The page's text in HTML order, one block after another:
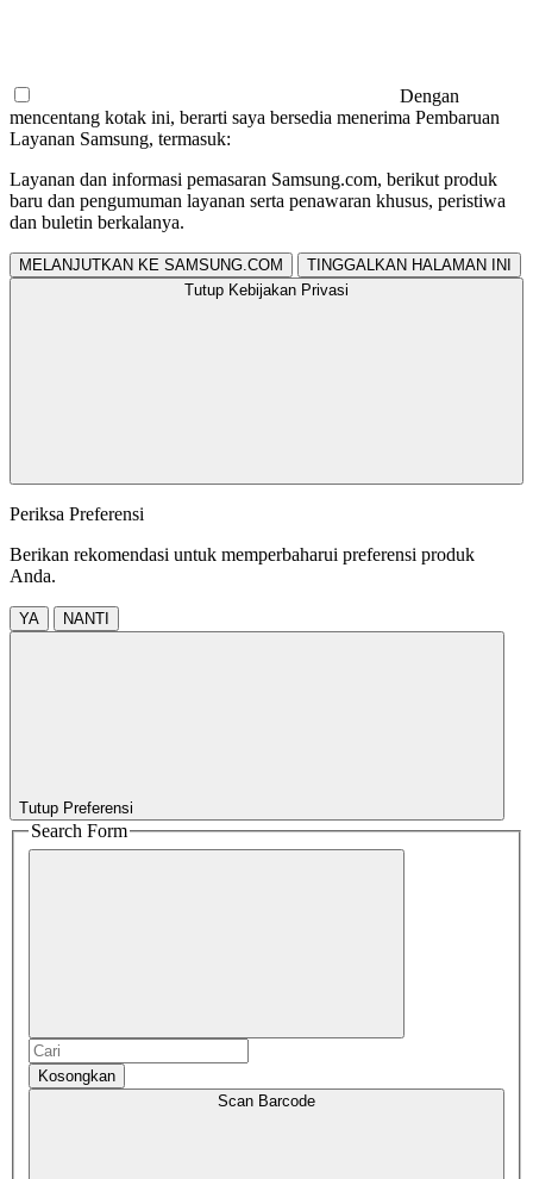
Dengan
mencentang kotak ini, berarti saya bersedia menerima Pembaruan
Layanan Samsung, termasuk:
Layanan dan informasi pemasaran Samsung.com, berikut produk
baru dan pengumuman layanan serta penawaran khusus, peristiwa
dan buletin berkalanya.
MELANJUTKAN KE SAMSUNG.COM
TINGGALKAN HALAMAN INI
Tutup Kebijakan Privasi
Periksa Preferensi
Berikan rekomendasi untuk memperbaharui preferensi produk
Anda.
YA NANTI
Tutup Preferensi
Search Form
Kosongkan
Scan Barcode